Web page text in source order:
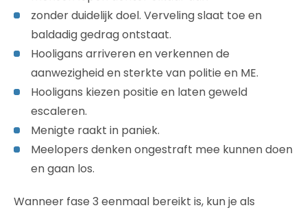
zonder duidelijk doel. Verveling slaat toe en
baldadig gedrag ontstaat.
Hooligans arriveren en verkennen de
aanwezigheid en sterkte van politie en ME.
Hooligans kiezen positie en laten geweld
escaleren.
Menigte raakt in paniek.
Meelopers denken ongestraft mee kunnen doen
en gaan los.
Wanneer fase 3 eenmaal bereikt is, kun je als